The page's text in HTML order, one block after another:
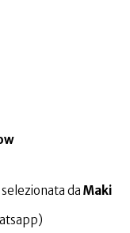
selezionata da Maki